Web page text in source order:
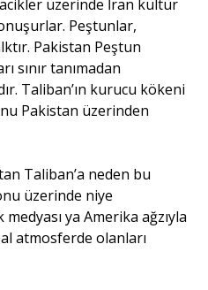
üzerinde İran kültür
Peştunlar,
Pakistan Peştun
sınır tanımadan
Taliban’ın kurucu kökeni
Pakistan üzerinden
Taliban’a neden bu
üzerinde niye
ya Amerika ağzıyla
atmosferde olanları